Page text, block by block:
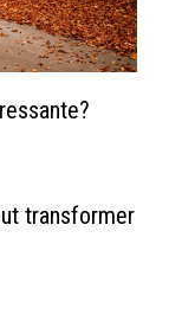
transformer